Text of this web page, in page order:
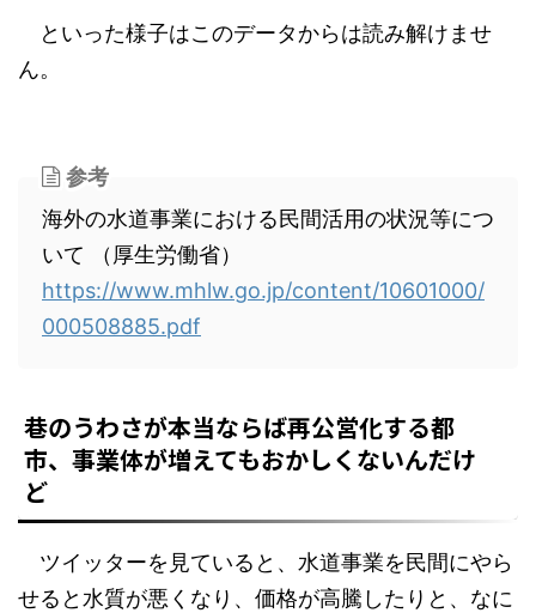
といった様子はこのデータからは読み解けませ
ん。
参考
海外の水道事業における民間活用の状況等につ
いて （厚生労働省）
https://www.mhlw.go.jp/content/10601000/
000508885.pdf
巷のうわさが本当ならば再公営化する都
市、事業体が増えてもおかしくないんだけ
ど
ツイッターを見ていると、水道事業を民間にやら
せると水質が悪くなり、価格が高騰したりと、なに